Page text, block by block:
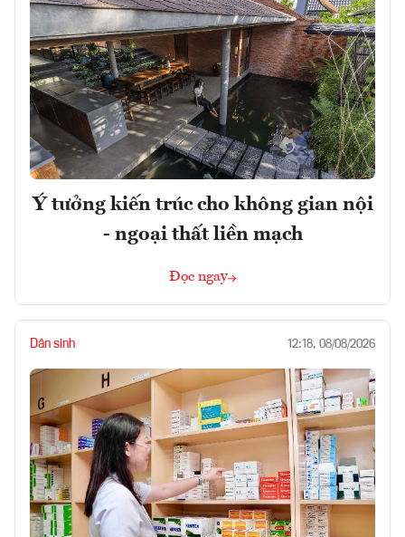
Ý tưởng kiến trúc cho không gian nội
- ngoại thất liền mạch
Đọc ngay
Dân sinh 12:18, 08/08/2026